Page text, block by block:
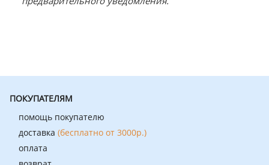
ПОКУПАТЕЛЯМ
помощь покупателю
доставка (бесплатно от 3000р.)
оплата